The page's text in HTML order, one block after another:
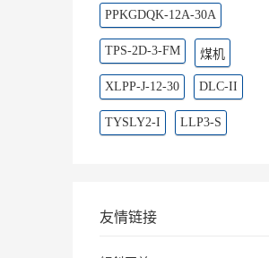
PPKGDQK-12A-30A
TPS-2D-3-FM 煤机
XLPP-J-12-30 DLC-II
TYSLY2-I LLP3-S
友情链接